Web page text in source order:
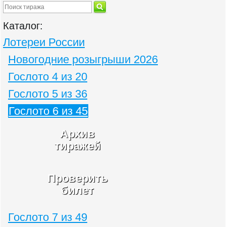
Каталог:
Лотереи России
Новогодние розыгрыши 2026
Гослото 4 из 20
Гослото 5 из 36
Гослото 6 из 45
Архив
тиражей
Проверить
билет
Гослото 7 из 49